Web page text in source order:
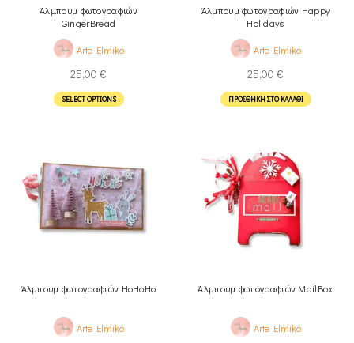
Άλμπουμ φωτογραφιών
GingerBread
Arte Elmiko
25,00 €
SELECT OPTIONS
Άλμπουμ φωτογραφιών Happy
Holidays
Arte Elmiko
25,00 €
ΠΡΟΣΘΉΚΗ ΣΤΟ ΚΑΛΆΘΙ
Άλμπουμ φωτογραφιών HoHoHo
Arte Elmiko
Άλμπουμ φωτογραφιών MailBox
Arte Elmiko